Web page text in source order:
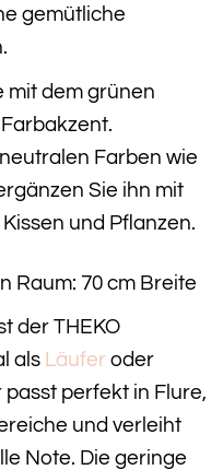
gemütliche
mit dem grünen
Farben wie
Sie ihn mit
und Pflanzen.
Raum: 70 cm Breite
der THEKO
als Läufer oder
perfekt in Flure,
und verleiht
Note. Die geringe